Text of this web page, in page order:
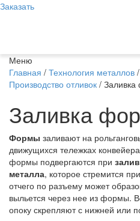
Заказать
Меню
Главная / Технология металлов /
Производство отливок / Заливка
Заливка
Формы заливают на
движущихся тележках
формы подвергаются при
металла, которое стремится
отчего по разъему может
выльется через нее из формы.
опоку скрепляют с нижней или